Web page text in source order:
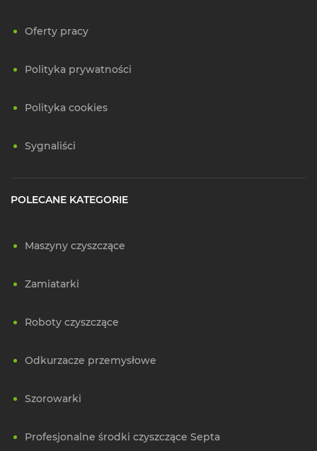
Oferty pracy
Polityka prywatności
Polityka cookies
Sygnaliści
POLECANE KATEGORIE
Maszyny czyszczące
Zamiatarki
Roboty czyszczące
Odkurzacze przemysłowe
Szorowarki
Profesjonalne środki czyszczące Septa